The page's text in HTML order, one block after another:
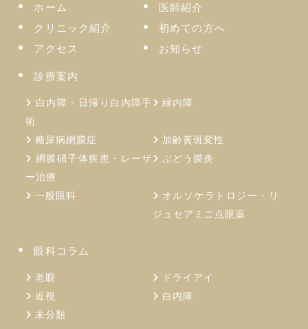
ホーム
医師紹介
クリニック紹介
初めての方へ
アクセス
お知らせ
診療案内
白内障・日帰り白内障手
術
緑内障
糖尿病網膜症
加齢⻩斑変性
網膜硝子体疾患・レーザ
ー治療
ぶどう膜炎
一般眼科
オルソケラトロジー・リ
ジュセアミニ点眼薬
眼科コラム
老眼
ドライアイ
近視
白内障
未分類